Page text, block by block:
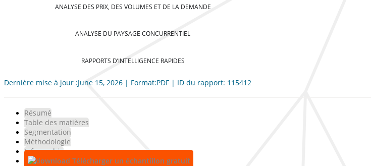
ANALYSE DES PRIX, DES VOLUMES ET DE LA DEMANDE
ANALYSE DU PAYSAGE CONCURRENTIEL
RAPPORTS D’INTELLIGENCE RAPIDES
Dernière mise à jour :June 15, 2026 | Format:PDF | ID du rapport: 115412
Résumé
Table des matières
Segmentation
Méthodologie
Infographie
Télécharger un échantillon gratuit